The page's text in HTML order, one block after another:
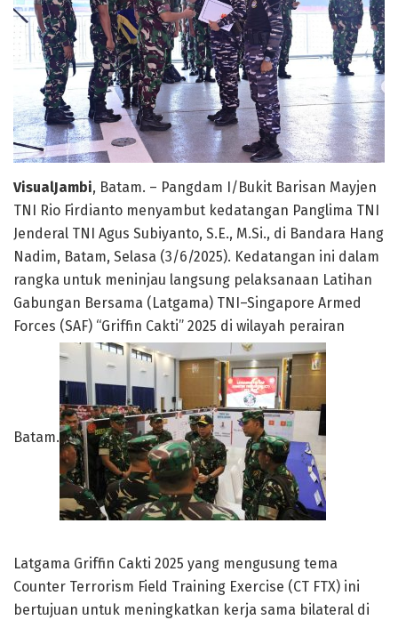
VisualJambi, Batam. – Pangdam I/Bukit Barisan Mayjen
TNI Rio Firdianto menyambut kedatangan Panglima TNI
Jenderal TNI Agus Subiyanto, S.E., M.Si., di Bandara Hang
Nadim, Batam, Selasa (3/6/2025). Kedatangan ini dalam
rangka untuk meninjau langsung pelaksanaan Latihan
Gabungan Bersama (Latgama) TNI–Singapore Armed
Forces (SAF) “Griffin Cakti” 2025 di wilayah perairan
Batam.
Latgama Griffin Cakti 2025 yang mengusung tema
Counter Terrorism Field Training Exercise (CT FTX) ini
bertujuan untuk meningkatkan kerja sama bilateral di